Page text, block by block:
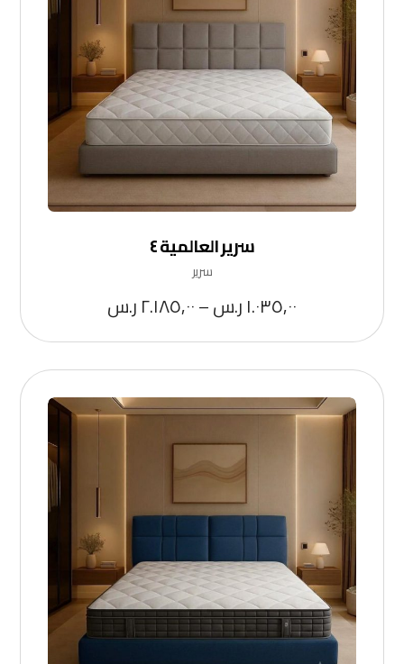
سرير العالمية ٤
سرير
١.٠٣٥,٠٠ر.س–٢.١٨٥,٠٠ر.س